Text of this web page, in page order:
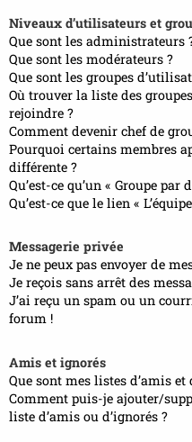
Niveaux d’utilisateurs et
Que sont les administrateurs
Que sont les modérateurs ?
Que sont les groupes
Où trouver la liste des
rejoindre ?
Comment devenir chef de
Pourquoi certains membres
différente ?
Qu’est-ce qu’un « Groupe par
Qu’est-ce que le lien «
Messagerie privée
Je ne peux pas envoyer de
Je reçois sans arrêt des
J’ai reçu un spam ou un
forum !
Amis et ignorés
Que sont mes listes d’amis et
Comment puis-je ajouter/
liste d’amis ou d’ignorés ?